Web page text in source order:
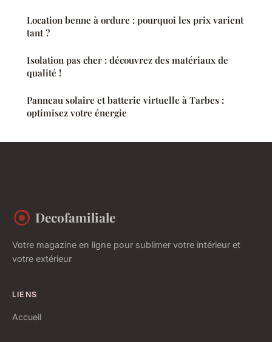
Location benne à ordure : pourquoi les prix varient
tant ?
Isolation pas cher : découvrez des matériaux de
qualité !
Panneau solaire et batterie virtuelle à Tarbes :
optimisez votre énergie
Decofamiliale
Votre magazine en ligne pour sublimer votre intérieur et
votre extérieur
LIENS
Accueil